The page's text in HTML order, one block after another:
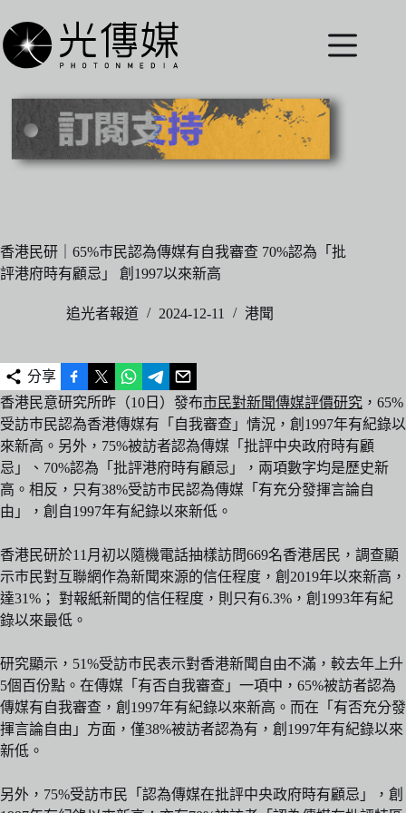
至
主
內
香港民研｜65%巿民認為傳媒有自我審查 70%認為「批
評港府時有顧忌」 創1997以來新高
追光者報道 2024-12-11 港聞
分享
香港民意研究所昨（10日）發布市民對新聞傳媒評價研究 ，65%
受訪巿民認為香港傳媒有「自我審查」情況，創1997年有紀錄以
來新高。另外，75%被訪者認為傳媒「批評中央政府時有顧
忌」、70%認為「批評港府時有顧忌」，兩項數字均是歷史新
高。相反，只有38%受訪巿民認為傳媒「有充分發揮言論自
由」，創自1997年有紀錄以來新低。
香港民研於11月初以隨機電話抽樣訪問669名香港居民，調查顯
示巿民對互聯網作為新聞來源的信任程度，創2019年以來新高，
達31%； 對報紙新聞的信任程度，則只有6.3%，創1993年有紀
錄以來最低。
研究顯示，51%受訪巿民表示對香港新聞自由不滿，較去年上升
5個百份點。在傳媒「有否自我審查」一項中，65%被訪者認為
傳媒有自我審查，創1997年有紀錄以來新高。而在「有否充分發
揮言論自由」方面，僅38%被訪者認為有，創1997年有紀錄以來
新低。
另外，75%受訪巿民「認為傳媒在批評中央政府時有顧忌」，創